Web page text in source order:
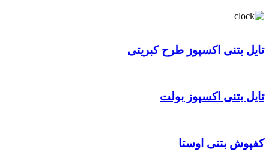
تایل بتنی اکسپوز طرح کبریتی
تایل بتنی اکسپوز بولت
کفپوش بتنی اوستا